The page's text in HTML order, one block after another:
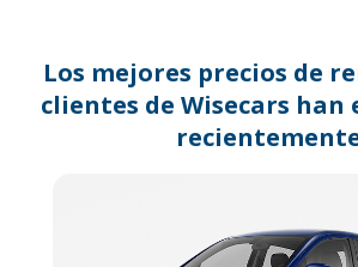
dates.
Los mejores precios de
clientes de Wisecars